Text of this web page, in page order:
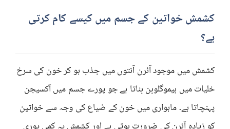
کشمش خواتین کے جسم میں کیسے کام کرتی
ہے؟
کشمش میں موجود آئرن آنتوں میں جذب ہو کر خون کی سرخ
خلیات میں ہیموگلوبن بناتا ہے جو پورے جسم میں آکسیجن
پہنچاتا ہے۔ ماہواری میں خون کے ضیاع کی وجہ سے خواتین